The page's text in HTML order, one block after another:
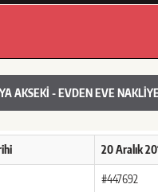
AKSEKI - EVDEN EVE
20 Aralık
#447692